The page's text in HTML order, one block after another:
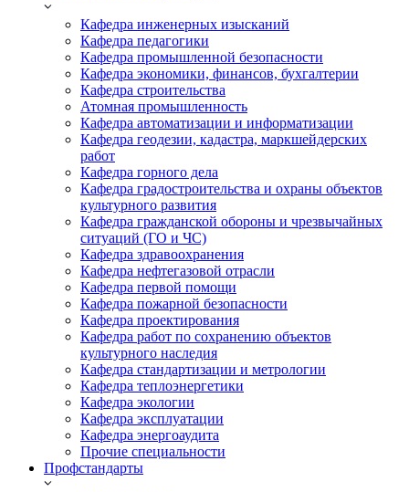
Кафедра инженерных изысканий
Кафедра педагогики
Кафедра промышленной безопасности
Кафедра экономики, финансов, бухгалтерии
Кафедра строительства
Атомная промышленность
Кафедра автоматизации и информатизации
Кафедра геодезии, кадастра, маркшейдерских
работ
Кафедра горного дела
Кафедра градостроительства и охраны объектов
культурного развития
Кафедра гражданской обороны и чрезвычайных
ситуаций (ГО и ЧС)
Кафедра здравоохранения
Кафедра нефтегазовой отрасли
Кафедра первой помощи
Кафедра пожарной безопасности
Кафедра проектирования
Кафедра работ по сохранению объектов
культурного наследия
Кафедра стандартизации и метрологии
Кафедра теплоэнергетики
Кафедра экологии
Кафедра эксплуатации
Кафедра энергоаудита
Прочие специальности
Профстандарты